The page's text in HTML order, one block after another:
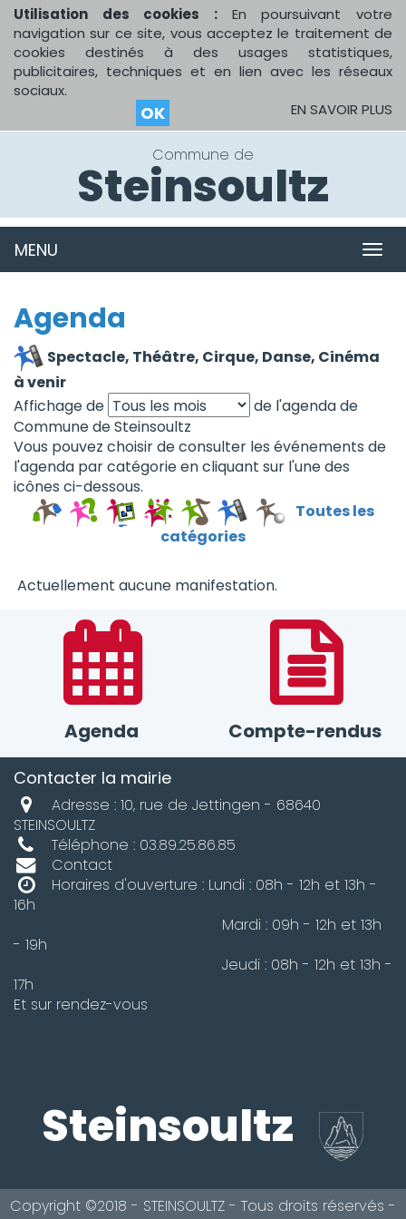
Utilisation des cookies : En poursuivant votre
navigation sur ce site, vous acceptez le traitement de
cookies destinés à des usages statistiques,
publicitaires, techniques et en lien avec les réseaux
sociaux.
OK EN SAVOIR PLUS
Commune de
Steinsoultz
MENU
Agenda
Spectacle, Théâtre, Cirque, Danse, Cinéma
à venir
Affichage de
de l'agenda de
Commune de Steinsoultz
Vous pouvez choisir de consulter les événements de
l'agenda par catégorie en cliquant sur l'une des
icônes ci-dessous.
Toutes les
catégories
Actuellement aucune manifestation.
Agenda Compte-rendus
Contacter la mairie
Adresse : 10, rue de Jettingen - 68640
STEINSOULTZ
Téléphone : 03.89.25.86.85
Contact
Horaires d'ouverture : Lundi : 08h - 12h et 13h -
16h
Mardi : 09h - 12h et 13h
- 19h
Jeudi : 08h - 12h et 13h -
17h
Et sur rendez-vous
Steinsoultz
Copyright ©2018 - STEINSOULTZ - Tous droits réservés -